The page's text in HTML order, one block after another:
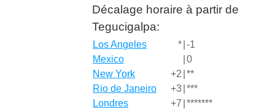
Décalage horaire à partir de
Tegucigalpa:
Los Angeles * -1
Mexico
0
New York
+2 **
Rio de Janeiro
+3 ***
Londres
+7 *******